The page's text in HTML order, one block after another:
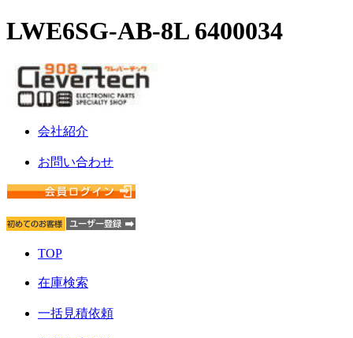
LWE6SG-AB-8L 6400034
会社紹介
お問い合わせ
TOP
在庫検索
一括見積依頼